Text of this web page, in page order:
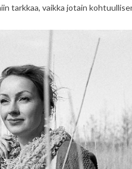
tarkkaa, vaikka jotain